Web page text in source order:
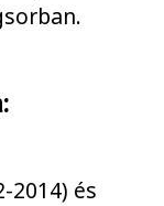
2014) és